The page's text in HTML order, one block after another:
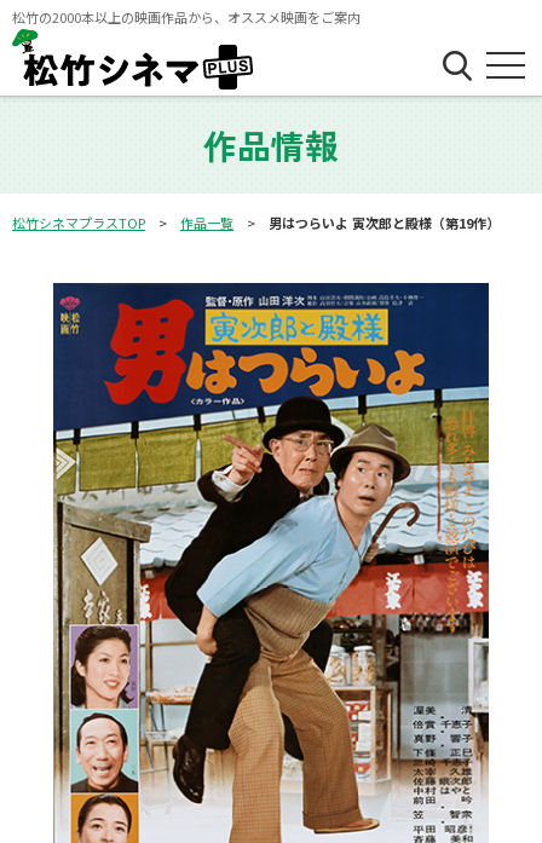
松竹の2000本以上の映画作品から、オススメ映画をご案内
作品情報
松竹シネマプラスTOP 作品一覧 男はつらいよ 寅次郎と殿様（第19作）